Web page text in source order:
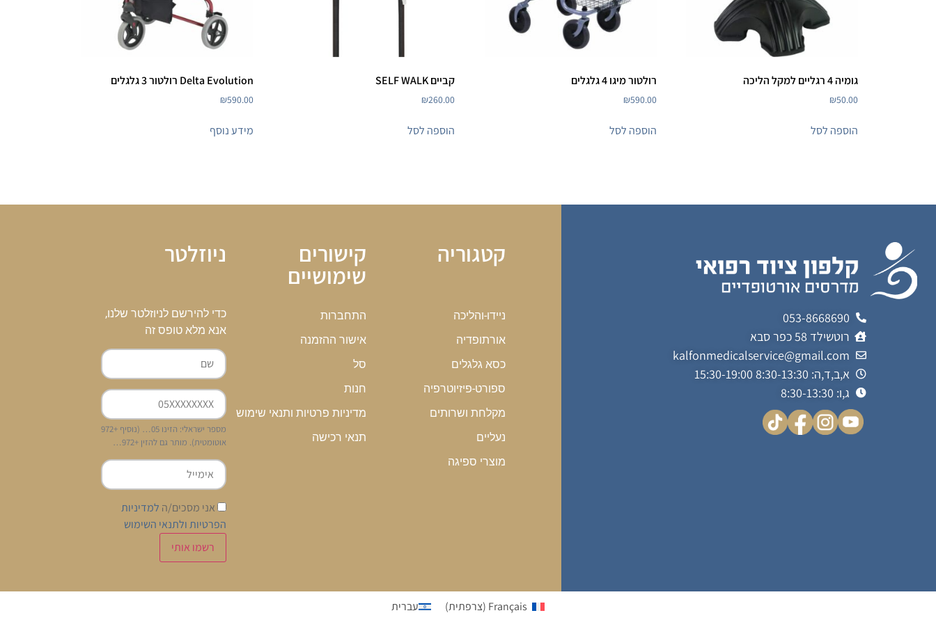
גומיה 4 רגליים למקל הליכה
₪50.00
הוספה לסל
רולטור מיגו 4 גלגלים
₪590.00
הוספה לסל
קביים SELF WALK
₪260.00
הוספה לסל
Delta Evolution רולטור 3 גלגלים
₪590.00
מידע נוסף
053-8668690
רוטשילד 58 כפר סבא
kalfonmedicalservice@gmail.com
א,ב,ד,ה: 8:30-13:30 15:30-19:00
ג,ו: 8:30-13:30
קטגוריה
ניידו-והליכה
אורתופדיה
כסא גלגלים
ספורט-פיזיוטרפיה
מקלחת ושרותים
נעליים
מוצרי ספיגה
קישורים
שימושיים
התחברות
אישור ההזמנה
סל
חנות
מדיניות פרטיות ותנאי שימוש
תנאי רכישה
ניוזלטר
כדי להירשם לניוזלטר שלנו,
אנא מלא טופס זה
מספר ישראלי: הזינו 05… (נוסיף +972
אוטומטית). מותר גם להזין +972…
אני מסכים/ה למדיניות
הפרטיות ולתנאי השימוש
Français
(צרפתית) עברית